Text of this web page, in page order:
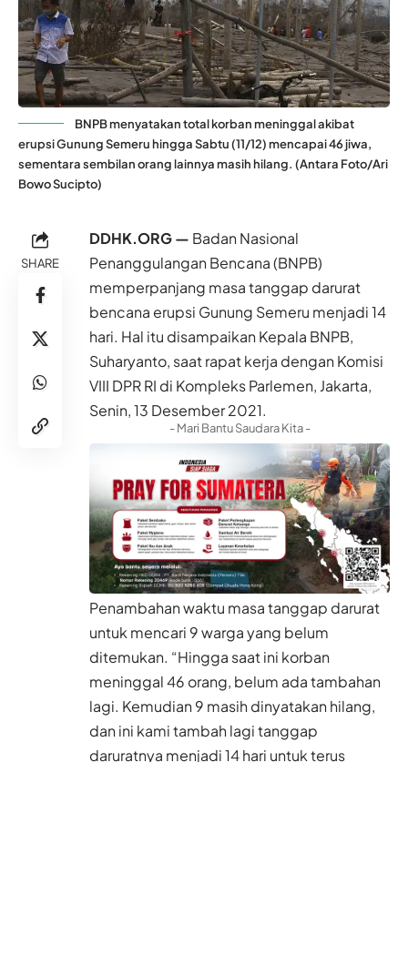
BNPB menyatakan total korban meninggal akibat
erupsi Gunung Semeru hingga Sabtu (11/12) mencapai 46 jiwa,
sementara sembilan orang lainnya masih hilang. (Antara Foto/Ari
Bowo Sucipto)
SHARE
DDHK.ORG — Badan Nasional
Penanggulangan Bencana(BNPB)
memperpanjang masa tanggap darurat
bencana erupsi Gunung Semeru menjadi 14
hari. Hal itu disampaikan Kepala BNPB,
Suharyanto, saat rapat kerja dengan Komisi
VIII DPR RI di Kompleks Parlemen, Jakarta,
Senin, 13 Desember 2021.
- Mari Bantu Saudara Kita -
Penambahan waktu masa tanggap darurat
untuk mencari 9 warga yang belum
ditemukan. “Hingga saat ini korban
meninggal 46 orang, belum ada tambahan
lagi. Kemudian 9 masih dinyatakan hilang,
dan ini kami tambah lagi tanggap
daruratnya menjadi 14 hari untuk terus